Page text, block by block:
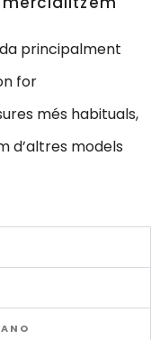
principalment
for
més habituals,
d’altres models